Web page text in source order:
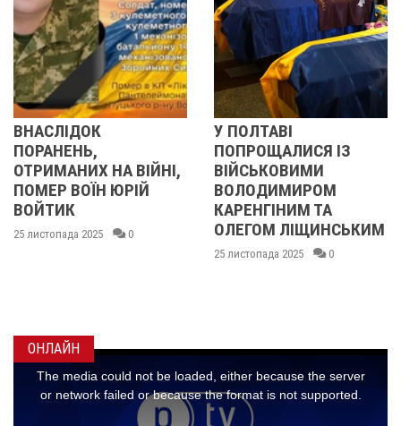
ВІЙНІ,
0
ПОПРОЩАЛИСЯ ІЗ
ВІЙСЬКОВИМИ
ВОЛОДИМИРОМ
КАРЕНГІНИМ ТА
ОЛЕГОМ ЛІЩИНСЬКИМ
0
БІЙЦЯМИ
ІВАЩЕНКОМ,
ДМИТРОМ
ОНЛАЙН